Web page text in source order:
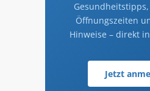
Öffnungszeiten
Hinweise – direkt
Jetzt